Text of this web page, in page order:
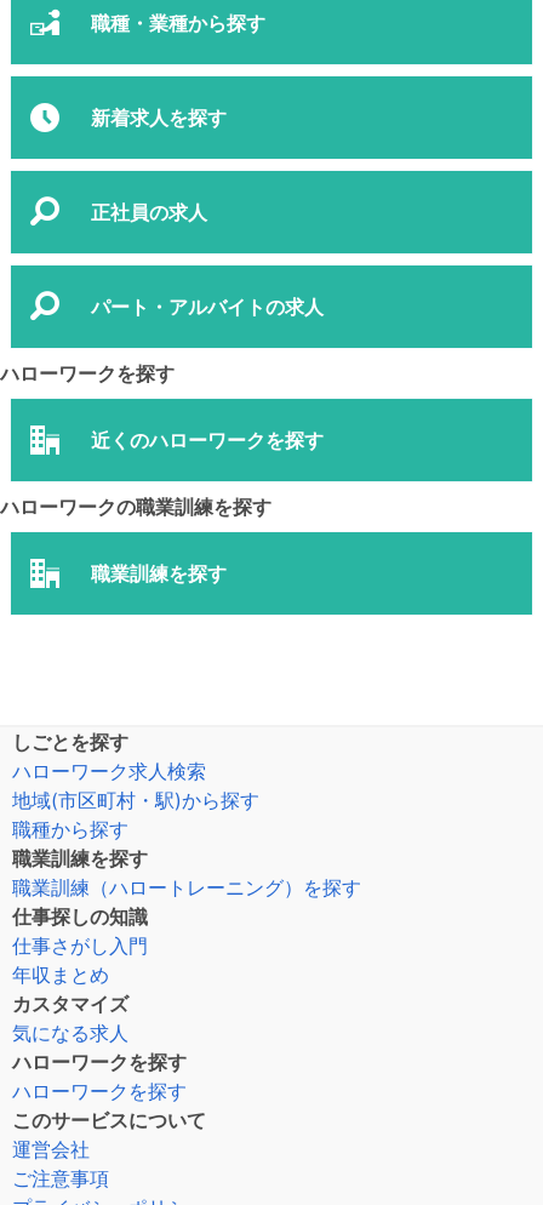
職種・業種から探す
新着求人を探す
正社員の求人
パート・アルバイトの求人
ハローワークを探す
近くのハローワークを探す
ハローワークの職業訓練を探す
職業訓練を探す
しごとを探す
ハローワーク求人検索
地域(市区町村・駅)から探す
職種から探す
職業訓練を探す
職業訓練（ハロートレーニング）を探す
仕事探しの知識
仕事さがし入門
年収まとめ
カスタマイズ
気になる求人
ハローワークを探す
ハローワークを探す
このサービスについて
運営会社
ご注意事項